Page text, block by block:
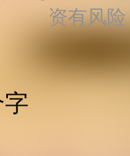
资有风